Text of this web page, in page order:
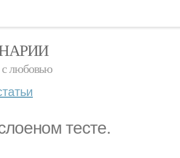
с любовью
тесте.